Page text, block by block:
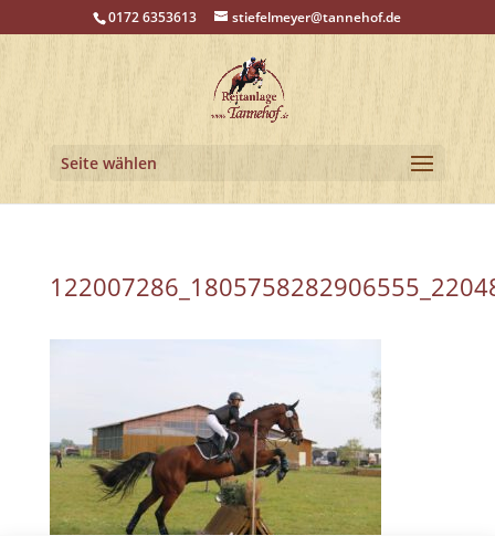
0172 6353613 stiefelmeyer@tannehof.de
Seite wählen